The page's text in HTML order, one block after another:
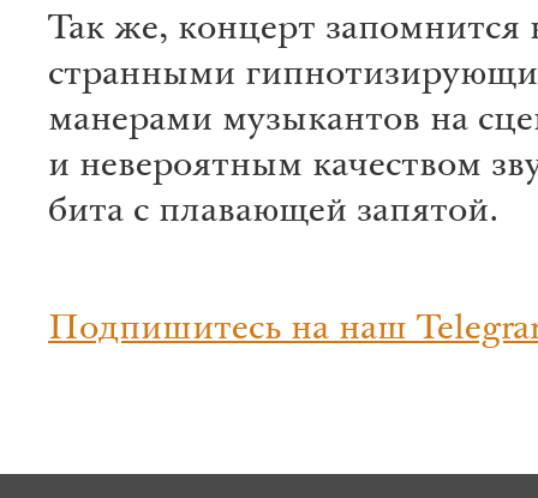
Так же, концерт запомнится
странными
манерами музыкантов на
и невероятным качеством
бита с плавающей запятой.
Подпишитесь на наш